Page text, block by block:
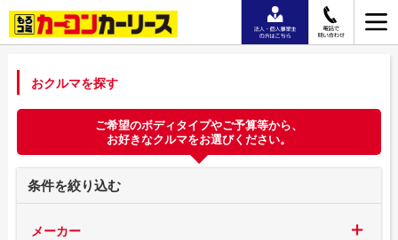
おクルマを探す
ご希望のボディタイプやご予算等から、
お好きなクルマをお選びください。
条件を絞り込む
メーカー